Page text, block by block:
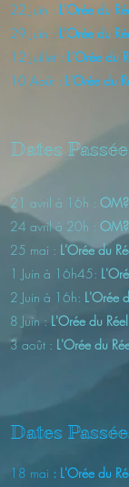
22 Juin : L'Orée du
29 Juin : L'Orée du
12 Juillet : L'Orée du
10 Août : L'Orée du
Dates
21 avril à 16h : OM?
24 avril à 20h : OM?
25 mai : L'Orée du
1 Juin à 16h45:
2 Juin à 16h: L'Orée
8 Juin : L'Orée du
3 août : L'Orée du
Dates
18 mai : L'Orée du